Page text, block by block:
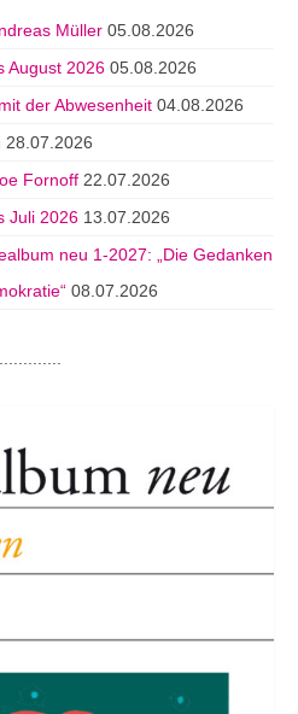
Müller 05.08.2026
August 2026 05.08.2026
der Abwesenheit 04.08.2026
28.07.2026
Fornoff 22.07.2026
Juli 2026 13.07.2026
neu 1-2027: „Die Gedanken
08.07.2026